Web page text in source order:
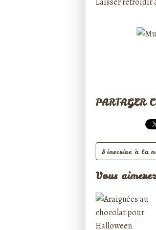
PARTAGER
S'inscrire à la
Vous